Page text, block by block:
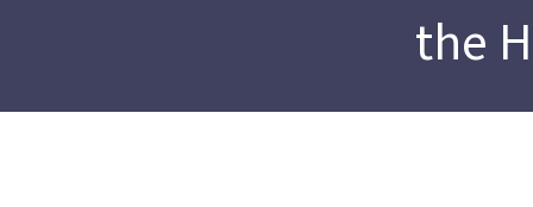
the